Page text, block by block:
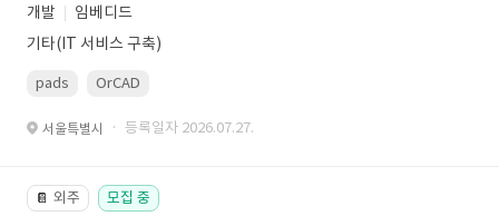
개발
임베디드
기타(IT 서비스 구축)
pads OrCAD
서울특별시 · 등록일자 2026.07.27.
📔 외주 모집 중